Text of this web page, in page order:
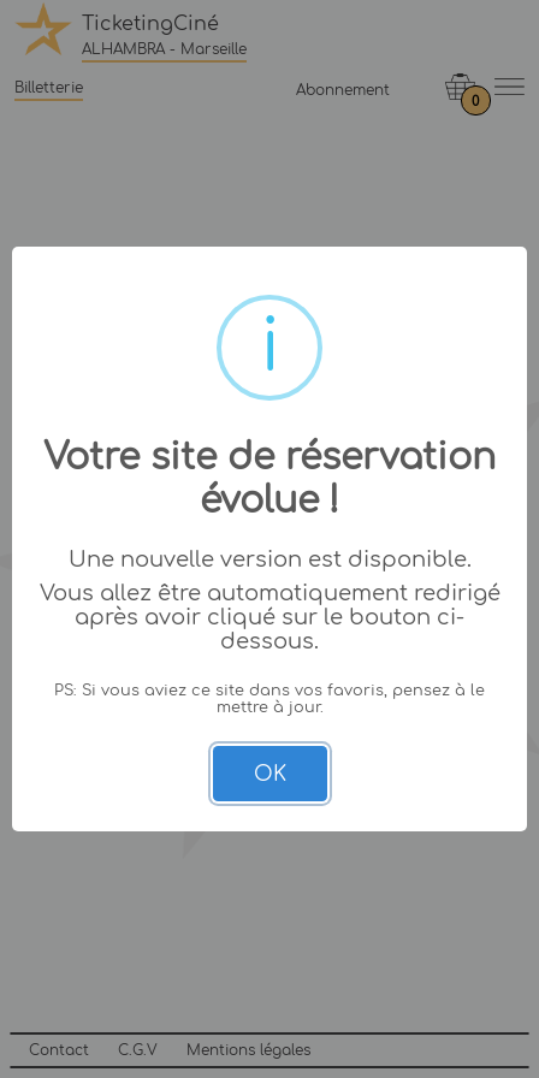
TicketingCiné
ALHAMBRA - Marseille
Billetterie Abonnement
0
Contact C.G.V Mentions légales
Votre site de réservation
évolue !
Une nouvelle version est disponible.
Vous allez être automatiquement redirigé
après avoir cliqué sur le bouton ci-
dessous.
PS: Si vous aviez ce site dans vos favoris, pensez à le
mettre à jour.
OK